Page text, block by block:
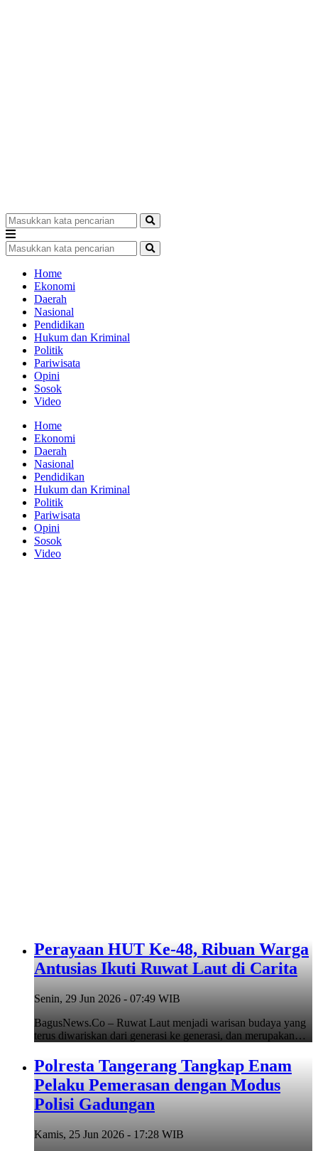
Home
Ekonomi
Daerah
Nasional
Pendidikan
Hukum dan Kriminal
Politik
Pariwisata
Opini
Sosok
Video
Home
Ekonomi
Daerah
Nasional
Pendidikan
Hukum dan Kriminal
Politik
Pariwisata
Opini
Sosok
Video
Perayaan HUT Ke-48, Ribuan Warga
Antusias Ikuti Ruwat Laut di Carita
Senin, 29 Jun 2026 - 07:49 WIB
BagusNews.Co – Ruwat Laut menjadi warisan budaya yang
terus diwariskan dari generasi ke generasi, dan merupakan…
Polresta Tangerang Tangkap Enam
Pelaku Pemerasan dengan Modus
Polisi Gadungan
Kamis, 25 Jun 2026 - 17:28 WIB